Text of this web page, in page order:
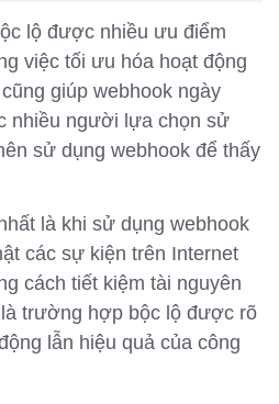
lộ được nhiều ưu điểm
việc tối ưu hóa hoạt động
giúp webhook ngày
nhiều người lựa chọn sử
sử dụng webhook để thấy
là khi sử dụng webhook
các sự kiện trên Internet
cách tiết kiệm tài nguyên
trường hợp bộc lộ được rõ
lẫn hiệu quả của công